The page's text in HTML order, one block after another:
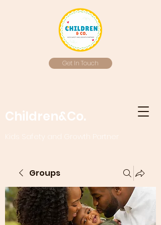
Get In Touch
Children&Co.
Kids Safety and Growth Partner
Groups